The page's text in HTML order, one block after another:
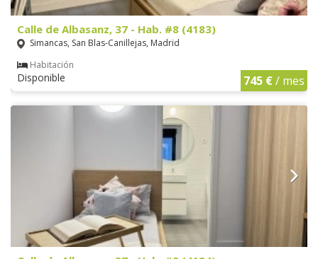
Calle de Albasanz, 37 - Hab. #8 (4183)
Simancas, San Blas-Canillejas, Madrid
Habitación
Disponible 745 €/ mes